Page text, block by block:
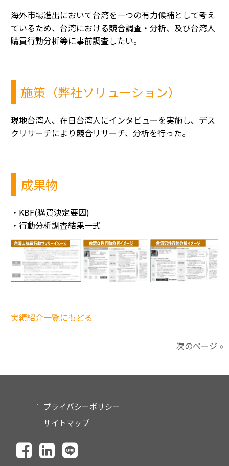
海外市場進出において台湾を一つの有力候補として考え
ているため、台湾における競合調査・分析、及び台湾人
購買行動分析等に事前調査したい。
施策（弊社ソリューション）
現地台湾人、在日台湾人にインタビューを実施し、デス
クリサーチにより競合リサーチ、分析を行った。
成果物
・KBF(購買決定要因)
・行動分析調査結果一式
実績紹介一覧にもどる
次のページ »
プライバシーポリシー
サイトマップ